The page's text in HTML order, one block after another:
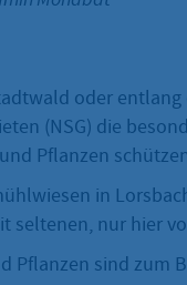
oder
(NSG) die
Pflanzen
in
seltenen, nur hier
Pflanzen sind zum